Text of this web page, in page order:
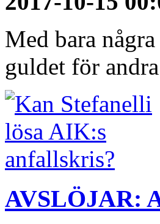
Med bara
guldet för
AVSLÖJAR: